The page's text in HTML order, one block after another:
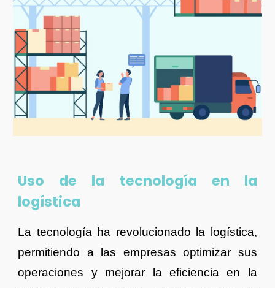
Uso de la tecnología en la
logística
La tecnología ha revolucionado la logística,
permitiendo a las empresas optimizar sus
operaciones y mejorar la eficiencia en la